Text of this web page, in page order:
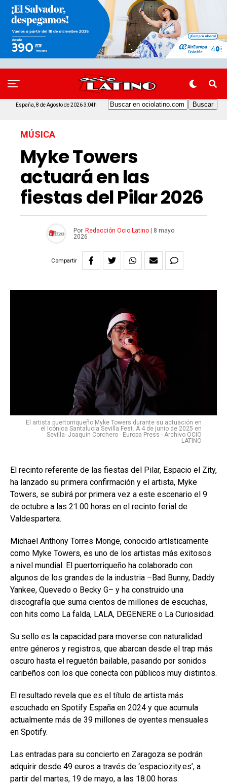
España, 8 de Agosto de 2026 3:04h
MÚSICA
Myke Towers
actuará en las
fiestas del Pilar 2026
Por Redacción Ocio Latino
8 mayo
2026
Compartir
El artista puertorriqueño Myke Towers durante su actuación en
el Icónica Santalucía Sevilla Fest. A 4 de junio de 2025 en
Sevilla- Joaquin Corchero - Europa Press - Archivo OCIO
LATINO
El recinto referente de las fiestas del Pilar, Espacio el Zity,
ha lanzado su primera confirmación y el artista, Myke
Towers, se subirá por primera vez a este escenario el 9
de octubre a las 21.00 horas en el recinto ferial de
Valdespartera.
Michael Anthony Torres Monge, conocido artísticamente
como Myke Towers, es uno de los artistas más exitosos
a nivel mundial. El puertorriqueño ha colaborado con
algunos de los grandes de la industria –Bad Bunny, Daddy
Yankee, Quevedo o Becky G– y ha construido una
discografía que suma cientos de millones de escuchas,
con hits como La falda, LALA, DEGENERE o La Curiosidad.
Su sello es la capacidad para moverse con naturalidad
entre géneros y registros, que abarcan desde el trap más
oscuro hasta el reguetón bailable, pasando por sonidos
caribeños con los que conecta con públicos muy distintos.
El resultado revela que es el título de artista más
escuchado en Spotify España en 2024 y que acumula
actualmente más de 39 millones de oyentes mensuales
en Spotify.
Las entradas para su concierto en Zaragoza se podrán
adquirir desde 49 euros a través de ‘espaciozity.es’, a
partir del martes, 19 de mayo, a las 18.00 horas.